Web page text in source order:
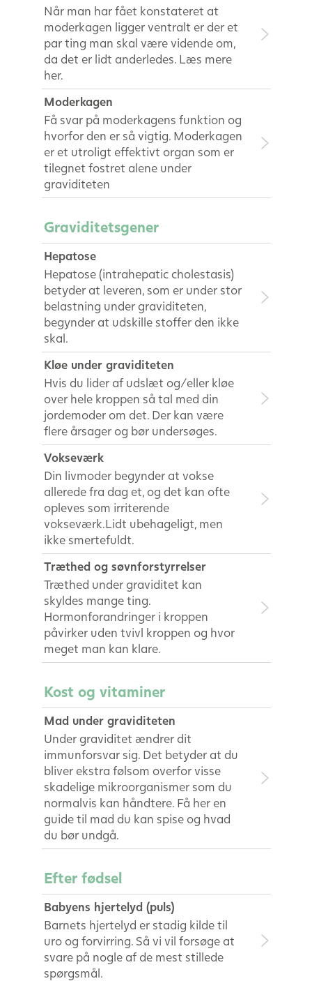
Når man har fået konstateret at
moderkagen ligger ventralt er der et
par ting man skal være vidende om,
da det er lidt anderledes. Læs mere
her.
Moderkagen
Få svar på moderkagens funktion og
hvorfor den er så vigtig. Moderkagen
er et utroligt effektivt organ som er
tilegnet fostret alene under
graviditeten
Graviditetsgener
Hepatose
Hepatose (intrahepatic cholestasis)
betyder at leveren, som er under stor
belastning under graviditeten,
begynder at udskille stoffer den ikke
skal.
Kløe under graviditeten
Hvis du lider af udslæt og/eller kløe
over hele kroppen så tal med din
jordemoder om det. Der kan være
flere årsager og bør undersøges.
Vokseværk
Din livmoder begynder at vokse
allerede fra dag et, og det kan ofte
opleves som irriterende
vokseværk.Lidt ubehageligt, men
ikke smertefuldt.
Træthed og søvnforstyrrelser
Træthed under graviditet kan
skyldes mange ting.
Hormonforandringer i kroppen
påvirker uden tvivl kroppen og hvor
meget man kan klare.
Kost og vitaminer
Mad under graviditeten
Under graviditet ændrer dit
immunforsvar sig. Det betyder at du
bliver ekstra følsom overfor visse
skadelige mikroorganismer som du
normalvis kan håndtere. Få her en
guide til mad du kan spise og hvad
du bør undgå.
Efter fødsel
Babyens hjertelyd (puls)
Barnets hjertelyd er stadig kilde til
uro og forvirring. Så vi vil forsøge at
svare på nogle af de mest stillede
spørgsmål.